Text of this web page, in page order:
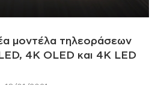
μοντέλα τηλεοράσεων
4K OLED και 4K LED